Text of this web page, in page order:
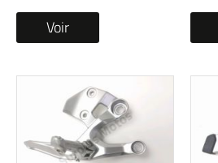
Voir